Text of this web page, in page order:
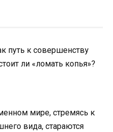
путь к совершенству
ли «ломать копья»?
мире, стремясь к
вида, стараются